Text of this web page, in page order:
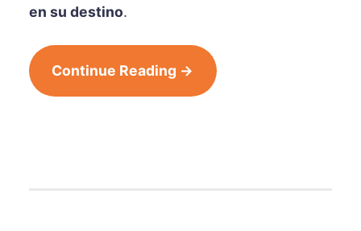
en su destino.
Continue Reading →